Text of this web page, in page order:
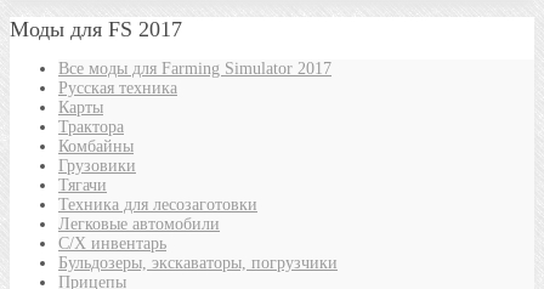
Моды для FS 2017
Все моды для Farming Simulator 2017
Русская техника
Карты
Трактора
Комбайны
Грузовики
Тягачи
Техника для лесозаготовки
Легковые автомобили
С/Х инвентарь
Бульдозеры, экскаваторы, погрузчики
Прицепы